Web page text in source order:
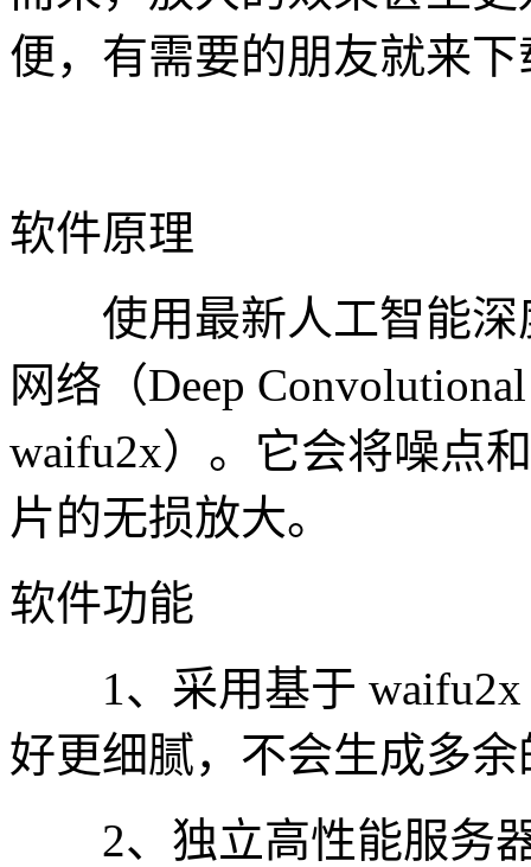
便，有需要的朋友就来下
软件原理
使用最新人工智能深
网络（Deep
waifu2x）。它会将噪点
片的无损放大。
软件功能
1、采用基于 waifu2x
好更细腻，不会生成多
2、独立高性能服务器